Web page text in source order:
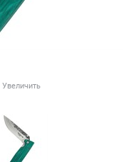
Увеличить